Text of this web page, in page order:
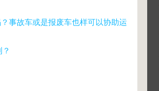
？事故车或是报废车也样可以协助运
？